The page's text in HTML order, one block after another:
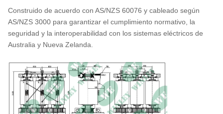
enfriamiento
~ AN/AF
10
Frecuencia
nominal
Hz 50
11
grupo de
vectores
~ Dyn11
Clase de
aislamiento
~
Construido de acuerdo con AS/NZS 60076 y cableado según
AS/NZS 3000 para garantizar el cumplimiento normativo, la
seguridad y la interoperabilidad con los sistemas eléctricos de
Australia y Nueva Zelanda.